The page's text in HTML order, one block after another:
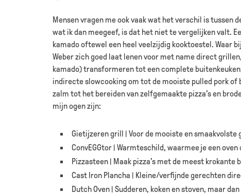
Mensen vragen me ook vaak wat het verschil is tussen
wat ik dan meegeef, is dat het niet te vergelijken valt.
kamado oftewel een heel veelzijdig kooktoestel. Waar
Weber zich goed laat lenen voor met name direct
kamado) transformeren tot een complete
indirecte slowcooking om tot de mooiste pulled pork
zalm tot het bereiden van zelfgemaakte pizza’s en
mijn ogen zijn:
Gietijzeren grill | Voor de mooiste en
ConvEGGtor | Warmteschild, waarmee je een
Pizzasteen | Maak pizza’s met de meest krokante
Cast Iron Plancha | Kleine/verfijnde gerechten
Dutch Oven | Sudderen, koken en stoven, maar